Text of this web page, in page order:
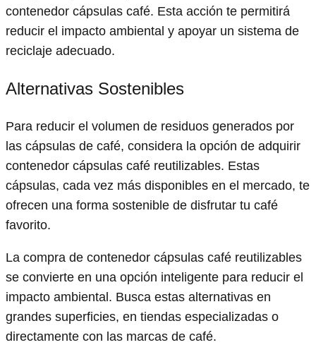
contenedor cápsulas café. Esta acción te permitirá
reducir el impacto ambiental y apoyar un sistema de
reciclaje adecuado.
Alternativas Sostenibles
Para reducir el volumen de residuos generados por
las cápsulas de café, considera la opción de adquirir
contenedor cápsulas café reutilizables. Estas
cápsulas, cada vez más disponibles en el mercado, te
ofrecen una forma sostenible de disfrutar tu café
favorito.
La compra de contenedor cápsulas café reutilizables
se convierte en una opción inteligente para reducir el
impacto ambiental. Busca estas alternativas en
grandes superficies, en tiendas especializadas o
directamente con las marcas de café.